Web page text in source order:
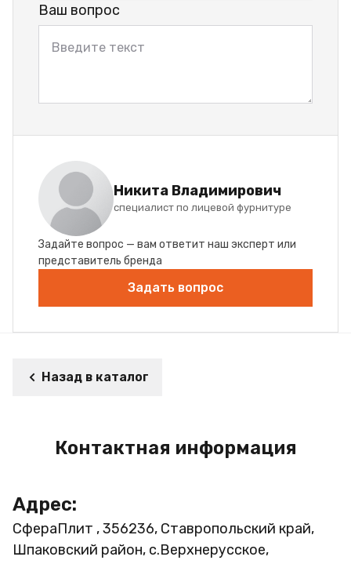
Ваш вопрос
Никита Владимирович
специалист по лицевой фурнитуре
Задайте вопрос — вам ответит наш эксперт или
представитель бренда
Задать вопрос
Назад в каталог
Контактная информация
Адрес:
СфераПлит , 356236, Ставропольский край,
Шпаковский район, с.Верхнерусское,